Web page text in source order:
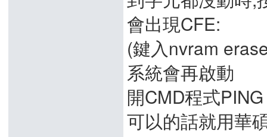
會出現CFE:
(鍵入nvram
系統會再啟動
開CMD程式
可以的話就用華